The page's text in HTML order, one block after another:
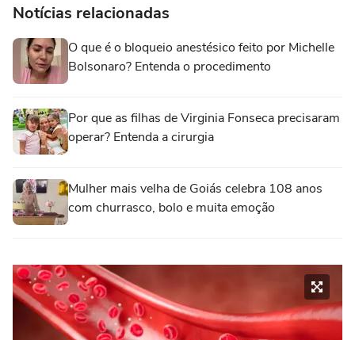
Notícias relacionadas
O que é o bloqueio anestésico feito por Michelle
Bolsonaro? Entenda o procedimento
Por que as filhas de Virginia Fonseca precisaram
operar? Entenda a cirurgia
Mulher mais velha de Goiás celebra 108 anos
com churrasco, bolo e muita emoção